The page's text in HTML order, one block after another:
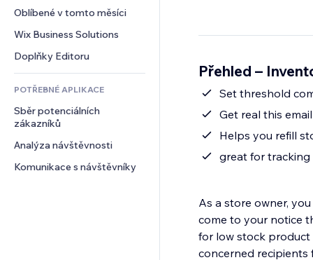
Jídlo a nápoje
Sdílení souborů
Novinky
Tlačítka a nabídky
Bannery a odznaky
Kalkulačky
Vyhledávání
Počasí
Tabulky a grafy
Komentáře
Telefon
Komunita
Reference a recenze
CRM
Oblíbené v tomto měsíci
Wix Business Solutions
Doplňky Editoru
POTŘEBNÉ APLIKACE
Sběr potenciálních
zákazníků
Analýza návštěvnosti
Komunikace s návštěvníky
Přehled –
Set threshold
Get real this
Helps you refill
great for
As a store owner,
come to your notice
for low stock product
concerned recipients for low